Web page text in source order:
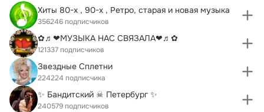
Хиты 80-х , 90-х , Ретро, старая и новая музыка
356246 подписчиков
✿♬❤МУЗЫКА НАС СВЯЗАЛА❤♬✿
121337 подписчиков
Звездные Сплетни
224224 подписчика
✨ Бандитский ☠ Петербург ✨
240579 подписчиков